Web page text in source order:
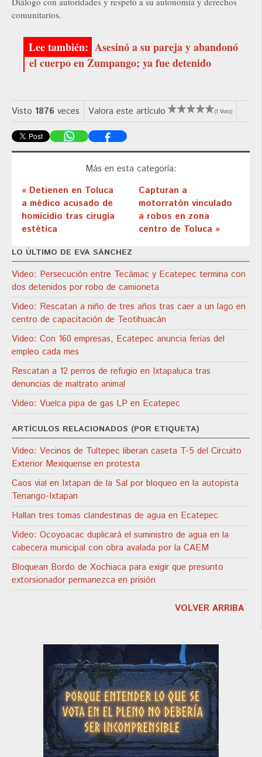
comunitarios.
Asesinó a su pareja y abandonó
el cuerpo en Zumpango; ya fue detenido
Visto 1876 veces Valora este artículo (1 Voto)
Más en esta categoría:
« Detienen en Toluca
a médico acusado de
homicidio tras cirugía
estética
Capturan a
motorratón vinculado
a robos en zona
centro de Toluca »
LO ÚLTIMO DE EVA SÁNCHEZ
Video: Persecución entre Tecámac y Ecatepec termina con
dos detenidos por robo de camioneta
Video: Rescatan a niño de tres años tras caer a un lago en
centro de capacitación de Teotihuacán
Video: Con 160 empresas, Ecatepec anuncia ferias del
empleo cada mes
Rescatan a 12 perros de refugio en Ixtapaluca tras
denuncias de maltrato animal
Video: Vuelca pipa de gas LP en Ecatepec
ARTÍCULOS RELACIONADOS (POR ETIQUETA)
Video: Vecinos de Tultepec liberan caseta T-5 del Circuito
Exterior Mexiquense en protesta
Caos vial en Ixtapan de la Sal por bloqueo en la autopista
Tenango-Ixtapan
Hallan tres tomas clandestinas de agua en Ecatepec
Video: Ocoyoacac duplicará el suministro de agua en la
cabecera municipal con obra avalada por la CAEM
Bloquean Bordo de Xochiaca para exigir que presunto
extorsionador permanezca en prisión
VOLVER ARRIBA